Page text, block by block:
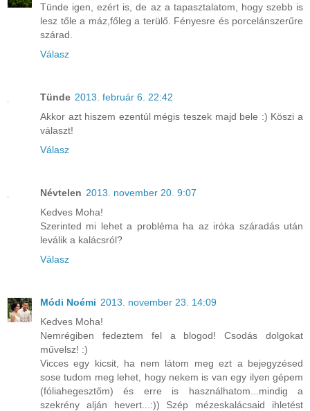
Tünde igen, ezért is, de az a tapasztalatom, hogy szebb is
lesz tőle a máz,főleg a terülő. Fényesre és porcelánszerűre
szárad.
Válasz
Tünde 2013. február 6. 22:42
Akkor azt hiszem ezentúl mégis teszek majd bele :) Köszi a
választ!
Válasz
Névtelen 2013. november 20. 9:07
Kedves Moha!
Szerinted mi lehet a probléma ha az iróka száradás után
leválik a kalácsról?
Válasz
Módi Noémi 2013. november 23. 14:09
Kedves Moha!
Nemrégiben fedeztem fel a blogod! Csodás dolgokat
művelsz! :)
Vicces egy kicsit, ha nem látom meg ezt a bejegyzésed
sose tudom meg lehet, hogy nekem is van egy ilyen gépem
(fóliahegesztőm) és erre is használhatom...mindig a
szekrény alján hevert...:)) Szép mézeskalácsaid ihletést